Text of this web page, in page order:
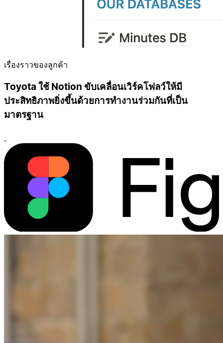
เรื่องราวของลูกค้า
Toyota ใช้ Notion ขับเคลื่อนเวิร์คโฟลว์ให้มี
ประสิทธิภาพยิ่งขึ้นด้วยการทำงานร่วมกันที่เป็น
มาตรฐาน